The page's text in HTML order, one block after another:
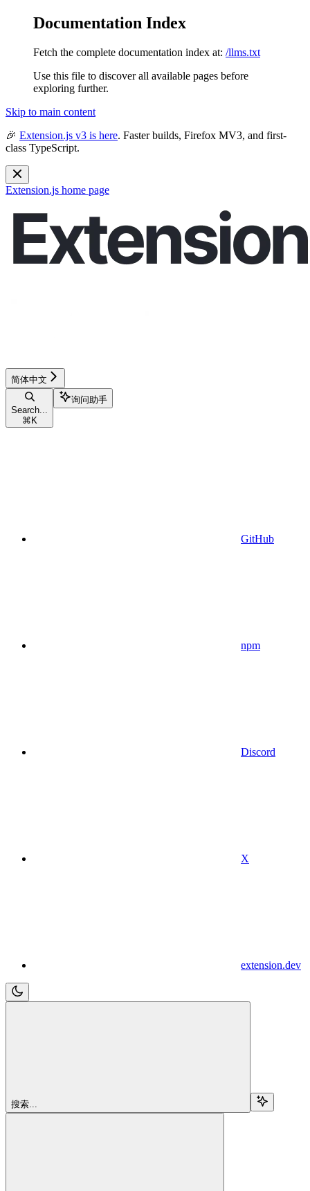
Documentation Index
Fetch the complete documentation index at: /llms.txt
Use this file to discover all available pages before
exploring further.
Skip to main content
🎉 Extension.js v3 is here. Faster builds, Firefox MV3, and first-
class TypeScript.
Extension.js home page
简体中文
Search...
⌘ K
询问助手
GitHub
npm
Discord
X
extension.dev
搜索...